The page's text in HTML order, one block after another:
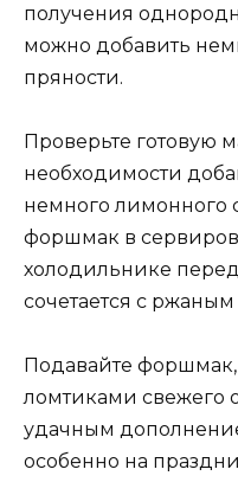
получения
можно добавить
пряности.
Проверьте готовую
необходимости
немного лимонного
форшмак в
холодильнике
сочетается с
Подавайте
ломтиками свежего
удачным
особенно на